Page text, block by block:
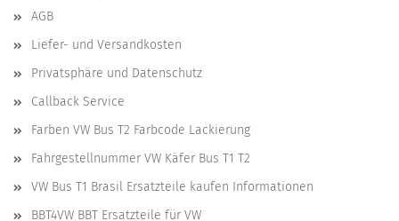
AGB
Liefer- und Versandkosten
Privatsphäre und Datenschutz
Callback Service
Farben VW Bus T2 Farbcode Lackierung
Fahrgestellnummer VW Käfer Bus T1 T2
VW Bus T1 Brasil Ersatzteile kaufen Informationen
BBT4VW BBT Ersatzteile für VW